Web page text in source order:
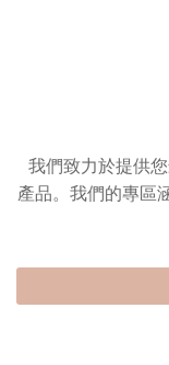
我們致力於提供
產品。我們的專區